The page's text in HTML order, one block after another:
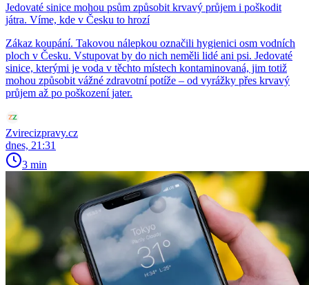
Jedovaté sinice mohou psům způsobit krvavý průjem i poškodit
játra. Víme, kde v Česku to hrozí
Zákaz koupání. Takovou nálepkou označili hygienici osm vodních
ploch v Česku. Vstupovat by do nich neměli lidé ani psi. Jedovaté
sinice, kterými je voda v těchto místech kontaminovaná, jim totiž
mohou způsobit vážné zdravotní potíže – od vyrážky přes krvavý
průjem až po poškození jater.
Zvirecizpravy.cz
dnes, 21:31
3 min